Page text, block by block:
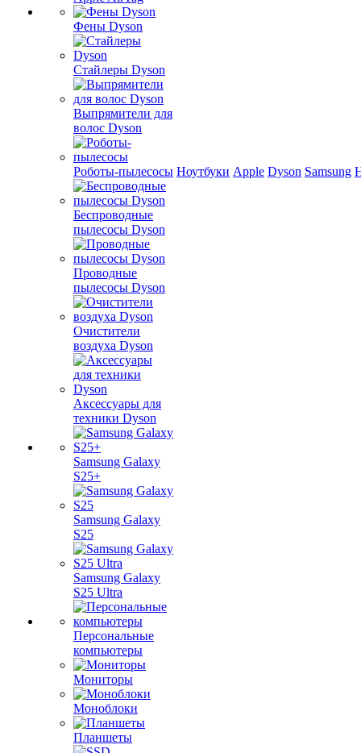
Фены Dyson
Стайлеры Dyson
Выпрямители для
волос Dyson
Роботы-пылесосы
Беспроводные
пылесосы Dyson
Проводные
пылесосы Dyson
Очистители
воздуха Dyson
Аксессуары для
техники Dyson
Samsung Galaxy
S25+
Samsung Galaxy
S25
Samsung Galaxy
S25 Ultra
Персональные
компьютеры
Мониторы
Моноблоки
Планшеты
Ноутбуки Apple Dyson Samsung